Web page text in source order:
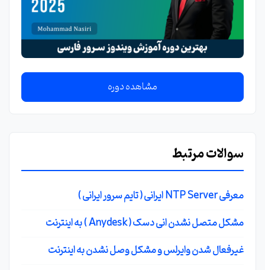
مشاهده دوره
سوالات مرتبط
معرفی NTP Server ایرانی ( تایم سرور ایرانی )
مشکل متصل نشدن انی دسک ( Anydesk ) به اینترنت
غیرفعال شدن وایرلس و مشکل وصل نشدن به اینترنت